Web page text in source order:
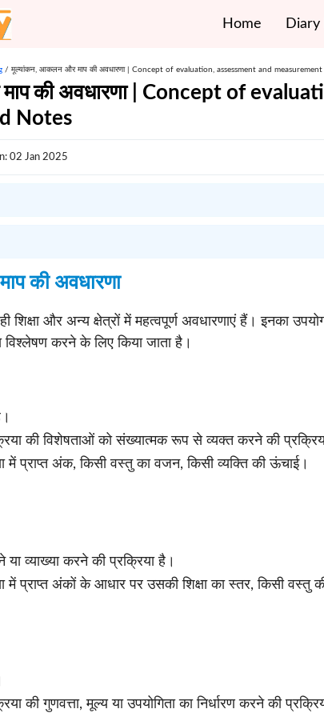
Home Diary
/ मूल्यांकन, आकलन और माप की अवधारणा | Concept of evaluation, assessment and
की अवधारणा | Concept of
Notes
02 Jan 2025
की अवधारणा
शिक्षा और अन्य क्षेत्रों में महत्वपूर्ण अवधारणाएं हैं। इनका
करने के लिए किया जाता है।
की विशेषताओं को संख्यात्मक रूप से व्यक्त करने की
में प्राप्त अंक, किसी वस्तु का वजन, किसी व्यक्ति की ऊंचाई।
व्याख्या करने की प्रक्रिया है।
में प्राप्त अंकों के आधार पर उसकी शिक्षा का स्तर, किसी वस्तु
की गुणवत्ता, मूल्य या उपयोगिता का निर्धारण करने की